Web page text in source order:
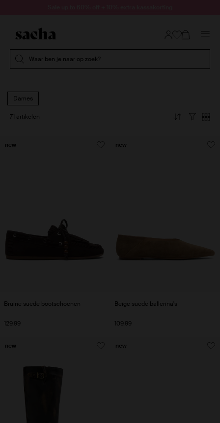
Waar ben je naar op zoek?
Dames
71 artikelen
Bruine suède bootschoenen
129.99
new
Beige suède ballerina's
109.99
new
new new